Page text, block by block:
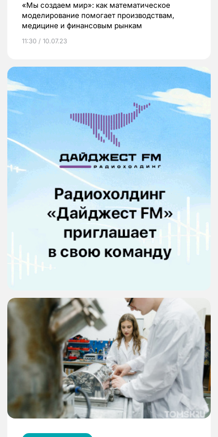
«Мы создаем мир»: как математическое
моделирование помогает производствам,
медицине и финансовым рынкам
11:30 / 10.07.23